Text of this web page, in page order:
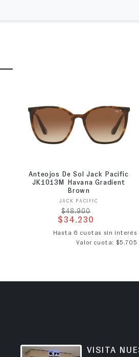
Anteojos De Sol Jack Pacific
JK1013M Havana Gradient
Brown
Proveedor:
JACK PACIFIC
Precio habitual
$48.900
$34.230
Precio de oferta
Hasta 6 cuotas sin interés
Valor cuota: $5.705
VISITA